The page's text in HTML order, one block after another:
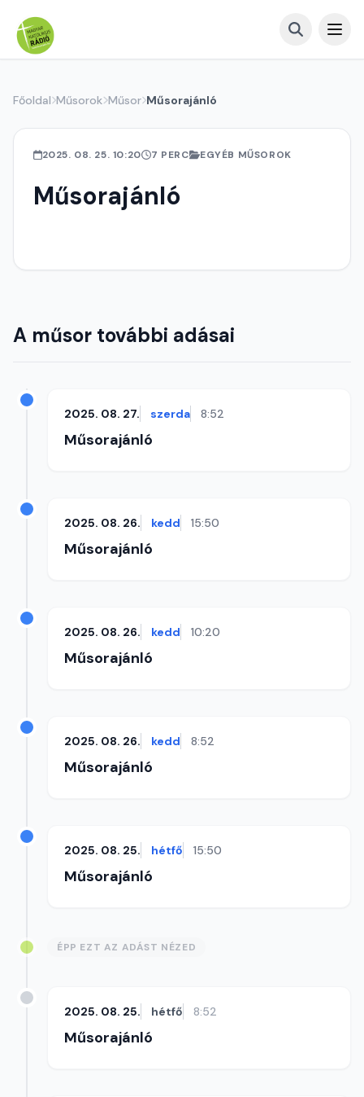
Főoldal Műsorok Műsor Műsorajánló
2025. 08. 25. 10:20 7 PERC EGYÉB MŰSOROK
Műsorajánló
A műsor további adásai
2025. 08. 27. szerda 8:52
Műsorajánló
2025. 08. 26. kedd 15:50
Műsorajánló
2025. 08. 26. kedd 10:20
Műsorajánló
2025. 08. 26. kedd 8:52
Műsorajánló
2025. 08. 25. hétfő 15:50
Műsorajánló
ÉPP EZT AZ ADÁST NÉZED
2025. 08. 25. hétfő 8:52
Műsorajánló